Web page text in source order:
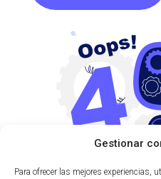
Gestionar
Para ofrecer las mejores experiencias,